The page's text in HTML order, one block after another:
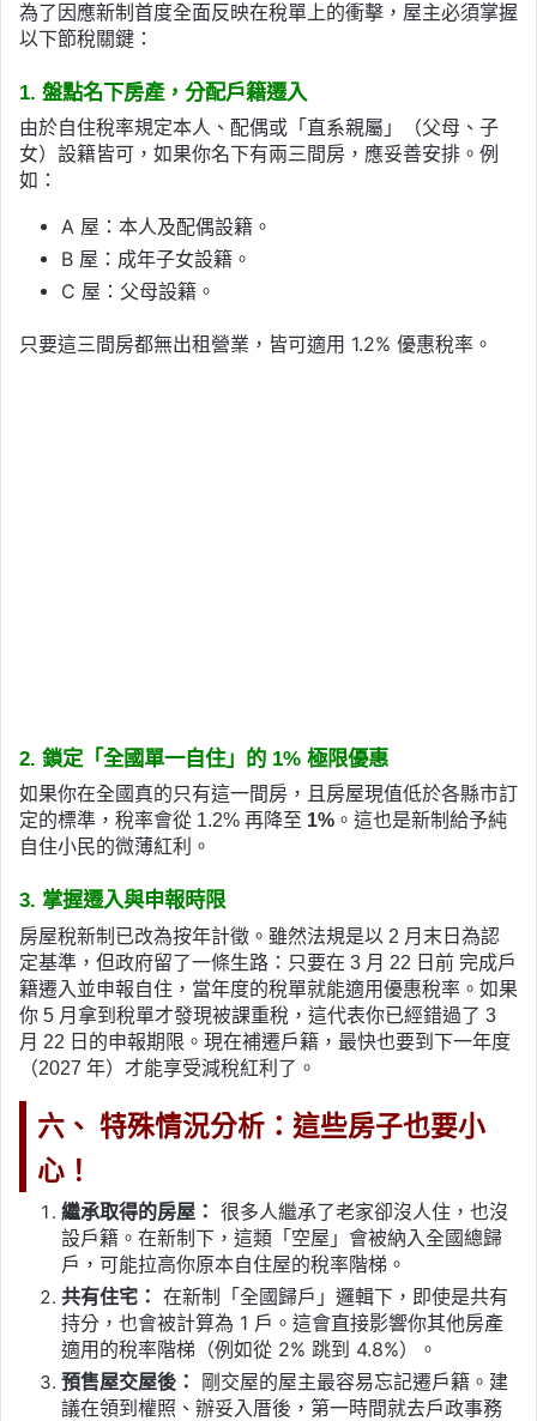
為了因應新制首度全面反映在稅單上的衝擊，屋主必須掌握
以下節稅關鍵：
1. 盤點名下房產，分配戶籍遷入
由於自住稅率規定本人、配偶或「直系親屬」（父母、子
女）設籍皆可，如果你名下有兩三間房，應妥善安排。例
如：
A 屋：本人及配偶設籍。
B 屋：成年子女設籍。
C 屋：父母設籍。
只要這三間房都無出租營業，皆可適用 1.2% 優惠稅率。
2. 鎖定「全國單一自住」的 1% 極限優惠
如果你在全國真的只有這一間房，且房屋現值低於各縣市訂
定的標準，稅率會從 1.2% 再降至 1% 。這也是新制給予純
自住小民的微薄紅利。
3. 掌握遷入與申報時限
房屋稅新制已改為按年計徵。雖然法規是以 2 月末日為認
定基準，但政府留了一條生路：只要在 3 月 22 日前 完成戶
籍遷入並申報自住，當年度的稅單就能適用優惠稅率。如果
你 5 月拿到稅單才發現被課重稅，這代表你已經錯過了 3
月 22 日的申報期限。現在補遷戶籍，最快也要到下一年度
（2027 年）才能享受減稅紅利了。
六、 特殊情況分析：這些房子也要小
心！
繼承取得的房屋： 很多人繼承了老家卻沒人住，也沒
設戶籍。在新制下，這類「空屋」會被納入全國總歸
戶，可能拉高你原本自住屋的稅率階梯。
共有住宅： 在新制「全國歸戶」邏輯下，即使是共有
持分，也會被計算為 1 戶。這會直接影響你其他房產
適用的稅率階梯（例如從 2% 跳到 4.8%）。
預售屋交屋後：
剛交屋的屋主最容易忘記遷戶籍。建
議在領到權照、辦妥入厝後，第一時間就去戶政事務